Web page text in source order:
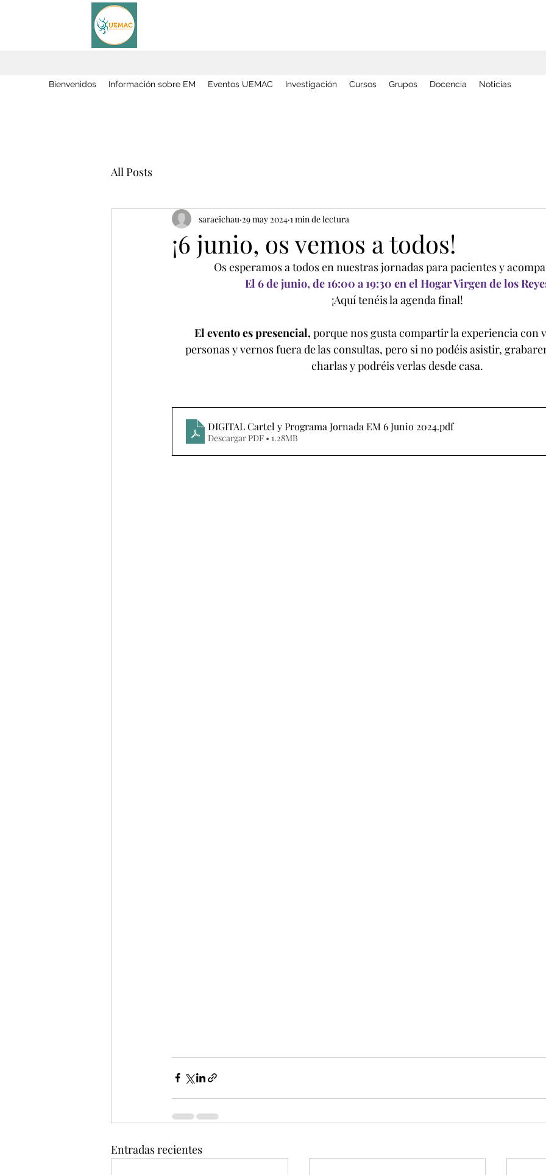
Bienvenidos Información sobre EM Eventos UEMAC Investigación Cursos Grupos Docencia Noticias
All Posts
¡6 junio, os vemos a todos!
saraeichau 29 may 2024 1 min de lectura
Os esperamos a todos en nuestras jornadas para pacientes y
El 6 de junio, de 16:00 a 19:30 en el Hogar Virgen de los
¡Aquí tenéis la agenda final!
El evento es presencial, porque nos gusta compartir la experiencia con
personas y vernos fuera de las consultas, pero si no podéis asistir,
charlas y podréis verlas desde casa.
DIGITAL Cartel y Programa Jornada EM 6 Junio 2024.pdf
Descargar PDF • 1.28MB
Entradas recientes